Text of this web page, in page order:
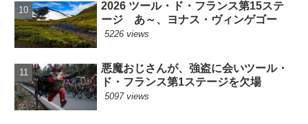
2026 ツール・ド・フランス第15ステ
ージ あ～、ヨナス・ヴィンゲゴー
5226 views
悪魔おじさんが、強盗に会いツール・
ド・フランス第1ステージを欠場
5097 views